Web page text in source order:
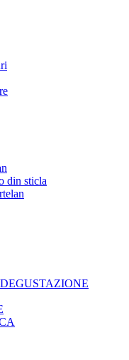
din sticla